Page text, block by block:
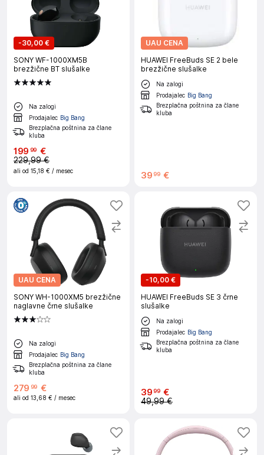
-30,00 €
SONY WF-1000XM5B
brezžične BT slušalke
Na zalogi
Prodajalec Big Bang
Brezplačna poštnina za člane
kluba
199 99 €
229,99 €
ali od 15,18 € / mesec
UAU CENA
HUAWEI FreeBuds SE 2 bele
brezžične slušalke
Na zalogi
Prodajalec Big Bang
Brezplačna poštnina za člane
kluba
39 99 €
UAU CENA
SONY WH-1000XM5 brezžične
naglavne črne slušalke
Na zalogi
Prodajalec Big Bang
Brezplačna poštnina za člane
kluba
279 99 €
ali od 13,68 € / mesec
-10,00 €
HUAWEI FreeBuds SE 3 črne
slušalke
Na zalogi
Prodajalec Big Bang
Brezplačna poštnina za člane
kluba
3999 €
49,99 €